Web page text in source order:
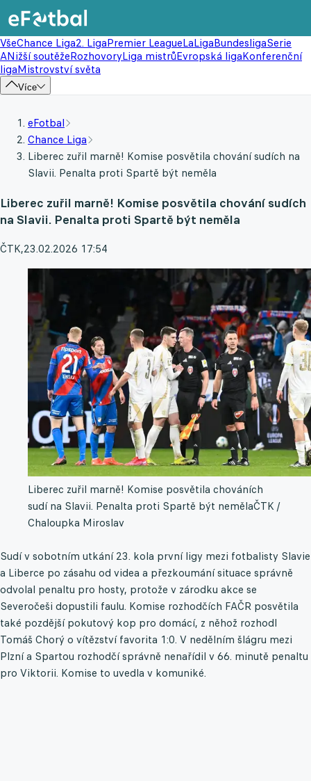
VšeChance Liga2. LigaPremier LeagueLaLigaBundesligaSerie
ANižší soutěžeRozhovoryLiga mistrůEvropská ligaKonferenční
ligaMistrovství světa
Více
eFotbal
Chance Liga
Liberec zuřil marně! Komise posvětila chování sudích na
Slavii. Penalta proti Spartě být neměla
Liberec zuřil marně! Komise posvětila chování sudích
na Slavii. Penalta proti Spartě být neměla
ČTK,23.02.2026 17:54
Liberec zuřil marně! Komise posvětila chováních
sudí na Slavii. Penalta proti Spartě být nemělaČTK /
Chaloupka Miroslav
Sudí v sobotním utkání 23. kola první ligy mezi fotbalisty Slavie
a Liberce po zásahu od videa a přezkoumání situace správně
odvolal penaltu pro hosty, protože v zárodku akce se
Severočeši dopustili faulu. Komise rozhodčích FAČR posvětila
také pozdější pokutový kop pro domácí, z něhož rozhodl
Tomáš Chorý o vítězství favorita 1:0. V nedělním šlágru mezi
Plzní a Spartou rozhodčí správně nenařídil v 66. minutě penaltu
pro Viktorii. Komise to uvedla v komuniké.